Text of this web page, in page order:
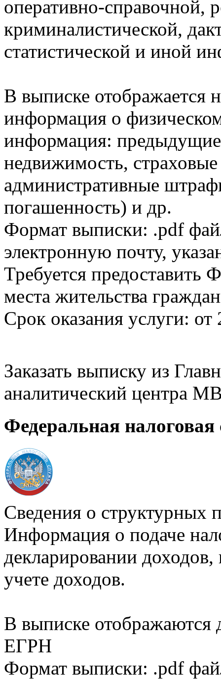
оперативно-справочной,
криминалистической,
статистической и иной
В выписке отображается
информация о
информация:
недвижимость,
административные
погашенность) и др.
Формат выписки: .pdf
электронную почту,
Требуется
места жительства
Срок оказания услуги: от
Заказать выписку из
аналитический центра
Федеральная налоговая
Сведения о структурных
Информация о подаче
декларировании доходов,
учете доходов.
В выписке
ЕГРН
Формат выписки: .pdf